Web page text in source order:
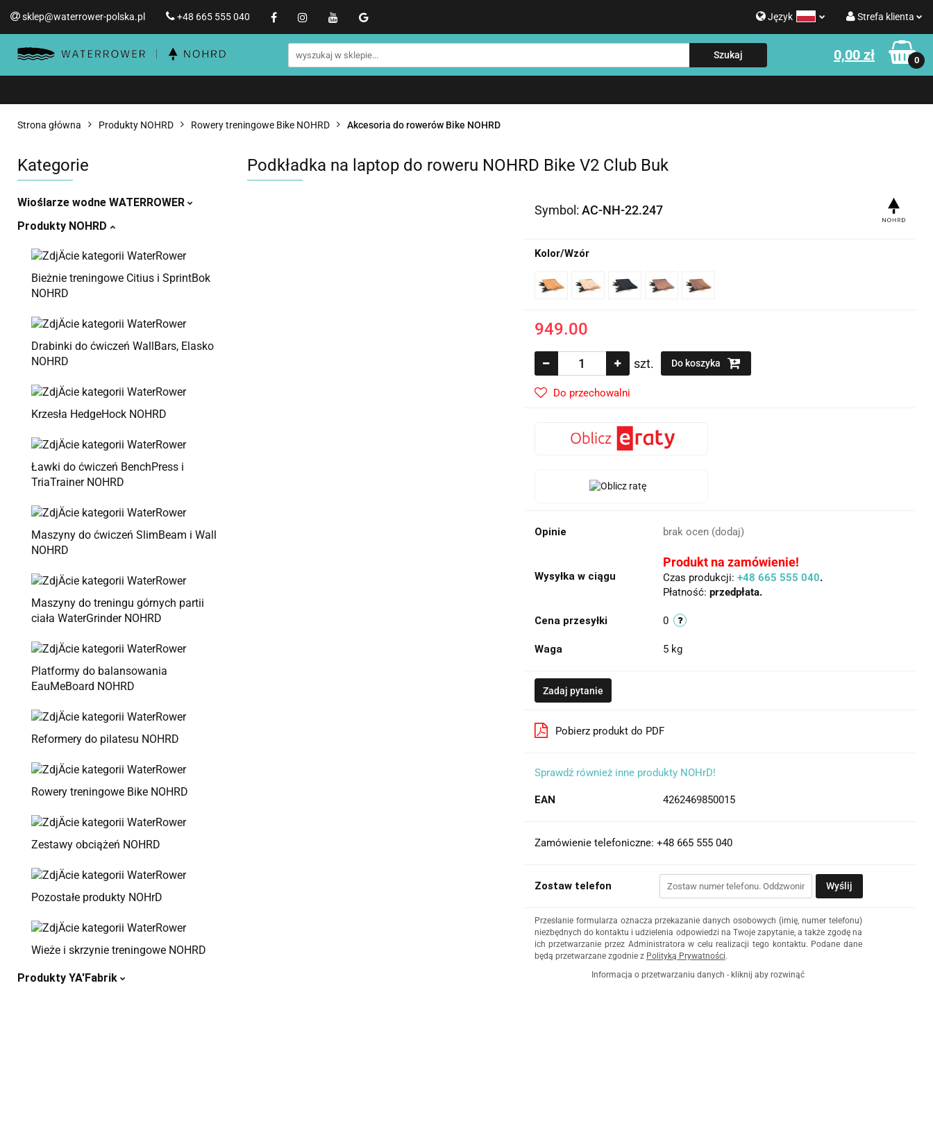
sklep@waterrower-polska.pl +48 665 555 040 Język Strefa klienta
Zaloguj się
0,00 zł 0
Strefa treningowa NOHRD Strefa klienta
Wioślarze wodne WATERROWER Produkty NOHRD
Informacje o WATERROWER Informacje o NOHRD Strefa treningowa NOHRD Strefa klienta
Promocje %
Strona główna Produkty NOHRD Rowery treningowe Bike NOHRD Akcesoria do rowerów Bike NOHRD
Kategorie
Wioślarze wodne WATERROWER
Produkty NOHRD
Bieżnie treningowe Citius i SprintBok
NOHRD
Drabinki do ćwiczeń WallBars, Elasko
NOHRD
Krzesła HedgeHock NOHRD
Ławki do ćwiczeń BenchPress i
TriaTrainer NOHRD
Maszyny do ćwiczeń SlimBeam i Wall
NOHRD
Maszyny do treningu górnych partii
ciała WaterGrinder NOHRD
Platformy do balansowania
EauMeBoard NOHRD
Reformery do pilatesu NOHRD
Rowery treningowe Bike NOHRD
Zestawy obciążeń NOHRD
Pozostałe produkty NOHrD
Wieże i skrzynie treningowe NOHRD
Produkty YA'Fabrik
Podkładka na laptop do roweru NOHRD Bike V2 Club Buk
Symbol: AC-NH-22.247
Kolor/Wzór
949.00
szt. Do koszyka
Do przechowalni
Opinie brak ocen (dodaj)
Wysyłka w ciągu
Produkt na zamówienie!
Czas produkcji: +48 665 555 040.
Płatność: przedpłata.
Cena przesyłki 0
Waga 5 kg
Zadaj pytanie
Pobierz produkt do PDF
Sprawdź również inne produkty NOHrD!
EAN 4262469850015
Zamówienie telefoniczne: +48 665 555 040
Zostaw telefon Wyślij
Przesłanie formularza oznacza przekazanie danych osobowych (imię, numer telefonu)
niezbędnych do kontaktu i udzielenia odpowiedzi na Twoje zapytanie, a także zgodę na
ich przetwarzanie przez Administratora w celu realizacji tego kontaktu. Podane dane
będą przetwarzane zgodnie z Polityką Prywatności.
Informacja o przetwarzaniu danych - kliknij aby rozwinąć